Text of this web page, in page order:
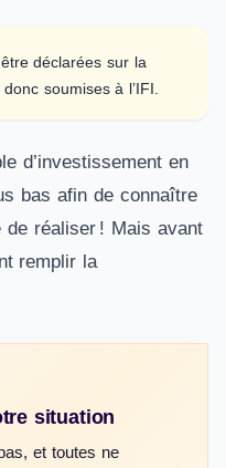
déclarées sur la
soumises à l’IFI.
d’investissement en
bas afin de connaître
de réaliser ! Mais avant
remplir la
situation
et toutes ne